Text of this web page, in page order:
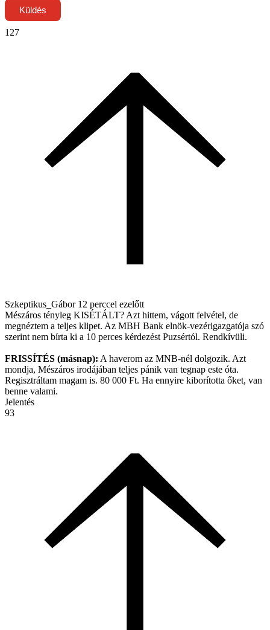
Küldés
127
Szkeptikus_Gábor 12 perccel ezelőtt
Mészáros tényleg KISÉTÁLT? Azt hittem, vágott felvétel, de
megnéztem a teljes klipet. Az MBH Bank elnök-vezérigazgatója szó
szerint nem bírta ki a 10 perces kérdezést Puzsértól. Rendkívüli.
FRISSÍTÉS (másnap): A haverom az MNB-nél dolgozik. Azt
mondja, Mészáros irodájában teljes pánik van tegnap este óta.
Regisztráltam magam is. 80 000 Ft. Ha ennyire kiborította őket, van
benne valami.
Jelentés
93